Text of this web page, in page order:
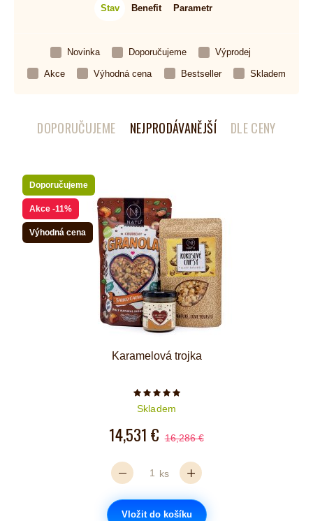
Stav Benefit Parametr
Novinka Doporučujeme Výprodej
Akce Výhodná cena Bestseller Skladem
DOPORUČUJEME NEJPRODÁVANĚJŠÍ DLE CENY
Doporučujeme
Akce -11%
Výhodná cena
Karamelová trojka
Počet hvězdiček je 5 z 5
Skladem
14,531 € 16,286 €
ks
Vložit do košíku